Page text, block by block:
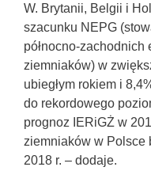
W. Brytanii, Belgii i
szacunku NEPG
północno-
ziemniaków) w
ubiegłym rokiem i
do rekordowego
prognoz IERiGŻ w
ziemniaków w Polsce
2018 r. – dodaje.